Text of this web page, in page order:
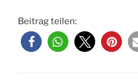
Beitrag teilen: